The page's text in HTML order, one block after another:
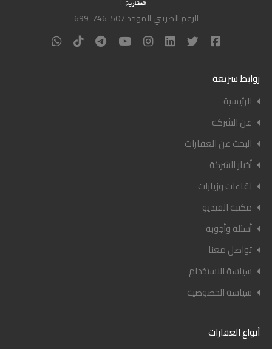
الرقم الضريبي الموحد 507-746-699
روابط سريعة
الرئيسية
عن الشركة
البحث عن العقارات
أخبار الشركة
لقاءات وزيارات
مكتبة الفيديو
أسئلة وأجوبة
تواصل معنا
سياسة الاستخدام
سياسة الخصوصية
أنواع العقارات